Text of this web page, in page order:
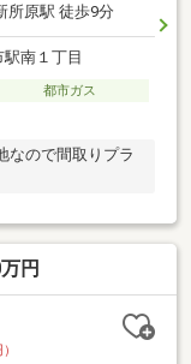
所原駅 徒歩9分
南１丁目
都市ガス
なので間取りプラ
円